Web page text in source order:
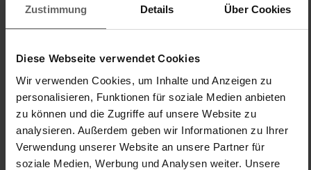
Zustimmung Details Über Cookies
Diese Webseite verwendet Cookies
Wir verwenden Cookies, um Inhalte und Anzeigen zu
personalisieren, Funktionen für soziale Medien anbieten
zu können und die Zugriffe auf unsere Website zu
analysieren. Außerdem geben wir Informationen zu Ihrer
Verwendung unserer Website an unsere Partner für
soziale Medien, Werbung und Analysen weiter. Unsere
um ein fehlerhaftes Exemplar oder ein Montageproblem.
Melde dich gerne direkt bei unserem Kundenservice mit
547101 – wir schauen uns das gerne gemeinsam mit dir an
Viele Grüße
Kim,Leifheit Team
War diese Bewertung hilfreich? Ja Melden Teilen vor einem Jahr